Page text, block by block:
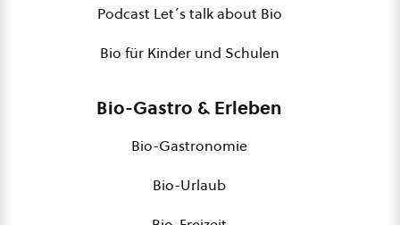
Podcast Let´s talk about Bio
Bio für Kinder und Schulen
Bio-Gastro & Erleben
Bio-Gastronomie
Bio-Urlaub